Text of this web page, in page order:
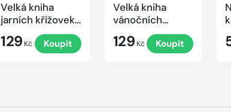
Velká kniha
jarních křížovek
129 Kč Koupit
Velká kniha
vánočních
křížovek 2025
129 Kč Koupit